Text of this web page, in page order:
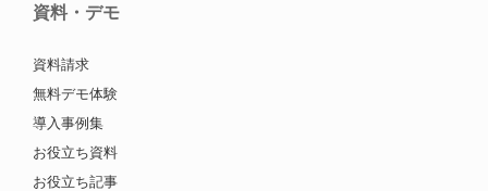
資料・デモ
資料請求
無料デモ体験
導入事例集
お役立ち資料
お役立ち記事